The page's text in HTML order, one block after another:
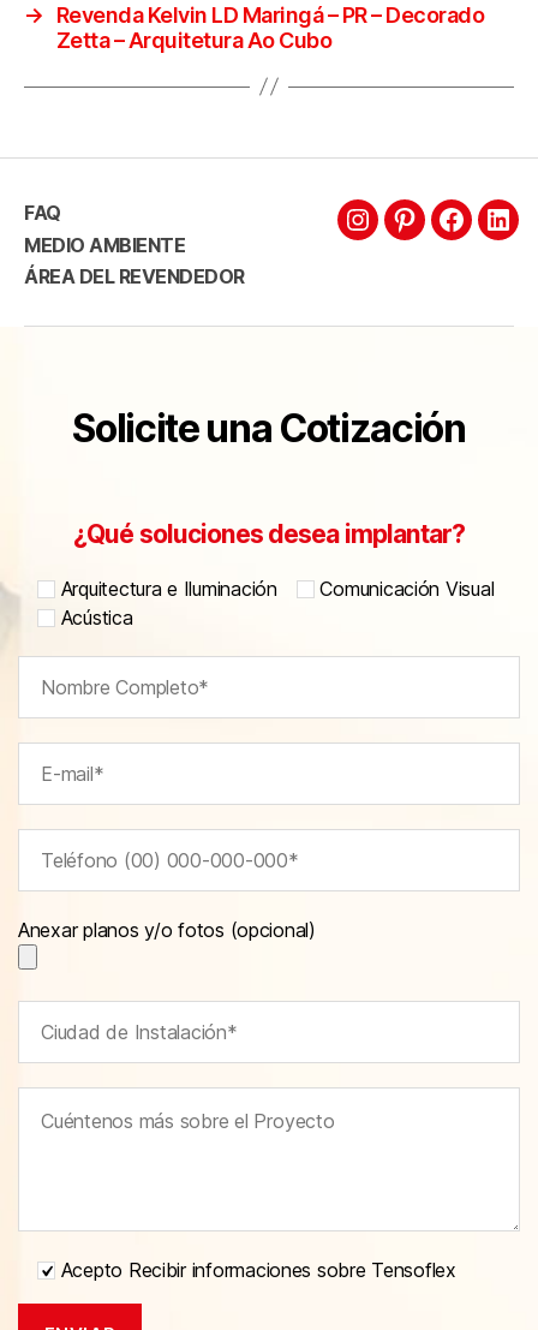
→
Revenda Kelvin LD Maringá – PR – Decorado
Zetta – Arquitetura Ao Cubo
FAQ
MEDIO AMBIENTE
ÁREA DEL REVENDEDOR
Solicite una Cotización
¿Qué soluciones desea implantar?
Arquitectura e Iluminación
Comunicación Visual
Acústica
Anexar planos y/o fotos (opcional)
Acepto Recibir informaciones sobre Tensoflex